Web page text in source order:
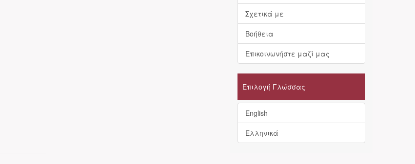
Σχετικά με
Βοήθεια
Επικοινωνήστε μαζί μας
Επιλογή Γλώσσας
English
Ελληνικά